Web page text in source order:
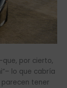
por cierto,
lo que cabría
tener